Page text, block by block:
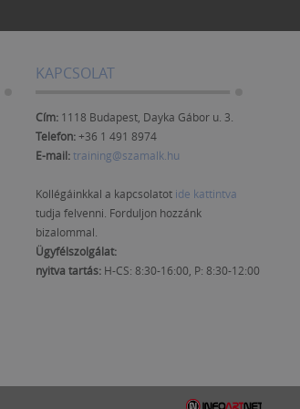
KAPCSOLAT
Cím: 1118 Budapest, Dayka Gábor u. 3.
Telefon:+36 1 491 8974
E-mail:training@szamalk.hu
Kollégáinkkal a kapcsolatot ide kattintva
tudja felvenni. Forduljon hozzánk
bizalommal.
Ügyfélszolgálat:
nyitva tartás: H-CS: 8:30-16:00, P: 8:30-12:00